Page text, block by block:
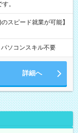
す。
スピード就業が可能】
パソコンスキル不要
詳細へ